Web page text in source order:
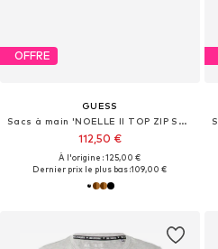
OFFRE
GUESS
Sacs à main 'NOELLE II TOP ZIP SHOULDER BAG'
112,50 €
À l'origine : 125,00 €
Dernier prix le plus bas :109,00 €